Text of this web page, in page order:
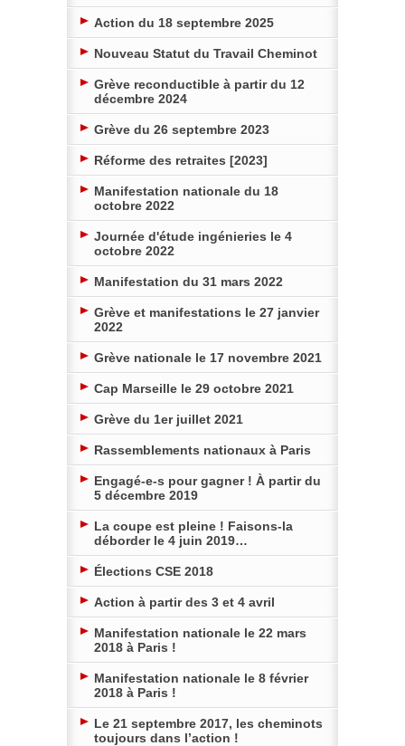
Action du 18 septembre 2025
Nouveau Statut du Travail Cheminot
Grève reconductible à partir du 12
décembre 2024
Grève du 26 septembre 2023
Réforme des retraites [2023]
Manifestation nationale du 18
octobre 2022
Journée d'étude ingénieries le 4
octobre 2022
Manifestation du 31 mars 2022
Grève et manifestations le 27 janvier
2022
Grève nationale le 17 novembre 2021
Cap Marseille le 29 octobre 2021
Grève du 1er juillet 2021
Rassemblements nationaux à Paris
Engagé-e-s pour gagner ! À partir du
5 décembre 2019
La coupe est pleine ! Faisons-la
déborder le 4 juin 2019…
Élections CSE 2018
Action à partir des 3 et 4 avril
Manifestation nationale le 22 mars
2018 à Paris !
Manifestation nationale le 8 février
2018 à Paris !
Le 21 septembre 2017, les cheminots
toujours dans l’action !